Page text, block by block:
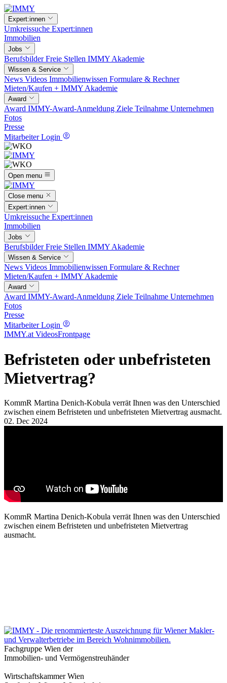
Expert:innen
Umkreissuche Expert:innen
Immobilien
Jobs
BerufsbilderFreie Stellen IMMY Akademie
Wissen & Service
News Videos Immobilienwissen Formulare & Rechner
Mieten/Kaufen + IMMY Akademie
Award
Award IMMY-Award-Anmeldung Ziele Teilnahme Unternehmen
Fotos
Presse
Mitarbeiter Login
Open menu
Close menu
Expert:innen
Umkreissuche Expert:innen
Immobilien
Jobs
BerufsbilderFreie Stellen IMMY Akademie
Wissen & Service
News Videos Immobilienwissen Formulare & Rechner
Mieten/Kaufen + IMMY Akademie
Award
Award IMMY-Award-Anmeldung Ziele Teilnahme Unternehmen
Fotos
Presse
Mitarbeiter Login
IMMY.at VideosFrontpage
Befristeten oder unbefristeten
Mietvertrag?
KommR Martina Denich-Kobula verrät Ihnen was den Unterschied
zwischen einem Befristeten und unbefristeten Mietvertrag ausmacht.
02. Dec 2024
KommR Martina Denich-Kobula verrät Ihnen was den Unterschied
zwischen einem Befristeten und unbefristeten Mietvertrag
ausmacht.
Fachgruppe Wien der
Immobilien- und Vermögenstreuhänder
Wirtschaftskammer Wien